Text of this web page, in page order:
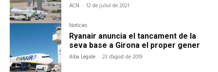
ACN - 12 de juliol de 2021
Notícies
Ryanair anuncia el tancament de la
seva base a Girona el proper gener
Alba Legide - 23 d'agost de 2019